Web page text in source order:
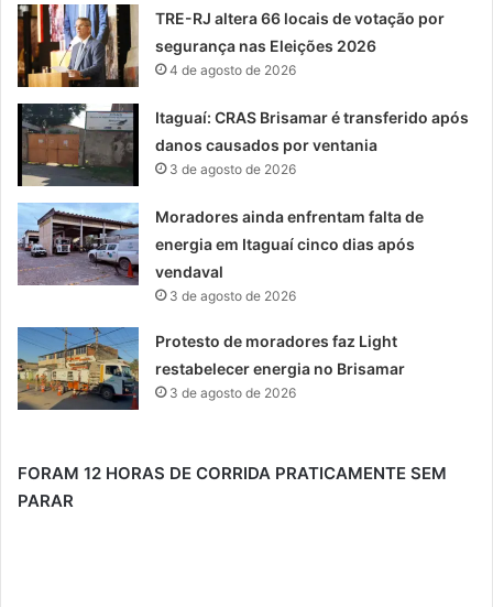
TRE-RJ altera 66 locais de votação por
segurança nas Eleições 2026
4 de agosto de 2026
Itaguaí: CRAS Brisamar é transferido após
danos causados por ventania
3 de agosto de 2026
Moradores ainda enfrentam falta de
energia em Itaguaí cinco dias após
vendaval
3 de agosto de 2026
Protesto de moradores faz Light
restabelecer energia no Brisamar
3 de agosto de 2026
FORAM 12 HORAS DE CORRIDA PRATICAMENTE SEM
PARAR